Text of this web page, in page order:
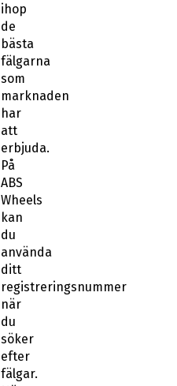
ihop
de
bästa
fälgarna
som
marknaden
har
att
erbjuda.
På
ABS
Wheels
kan
du
använda
ditt
registreringsnummer
när
du
söker
efter
fälgar.